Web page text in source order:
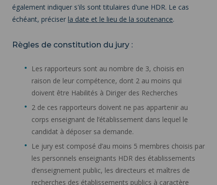
également indiquer s'ils sont titulaires d'une HDR. Le cas
échéant, préciser la date et le lieu de la soutenance.
Règles de constitution du jury :
Les rapporteurs sont au nombre de 3, choisis en
raison de leur compétence, dont 2 au moins qui
doivent être Habilités à Diriger des Recherches
2 de ces rapporteurs doivent ne pas appartenir au
corps enseignant de l’établissement dans lequel le
candidat à déposer sa demande.
Le jury est composé d’au moins 5 membres choisis par
les personnels enseignants HDR des établissements
d’enseignement public, les directeurs et maîtres de
recherches des établissements publics à caractère